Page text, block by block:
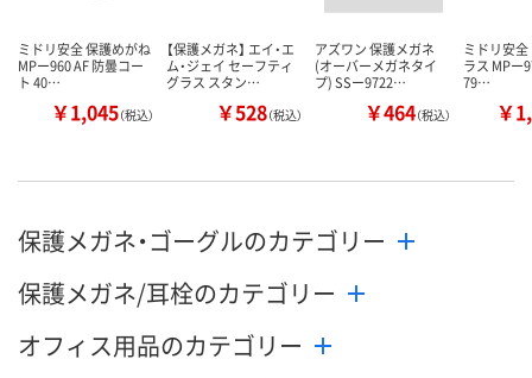
ミドリ安全 保護めがね
MPー960 AF 防曇コー
ト 40…
￥1,045（税込）
【保護メガネ】 エイ・エ
ム・ジェイ セーフティ
グラス スタン…
￥528（税込）
アズワン 保護メガネ
(オーバーメガネタイ
プ) SSー9722…
￥464（税込）
ミドリ安
ラス MPー
79…
￥
保護メガネ・ゴーグルのカテゴリー
保護メガネ/耳栓のカテゴリー
オフィス用品のカテゴリー